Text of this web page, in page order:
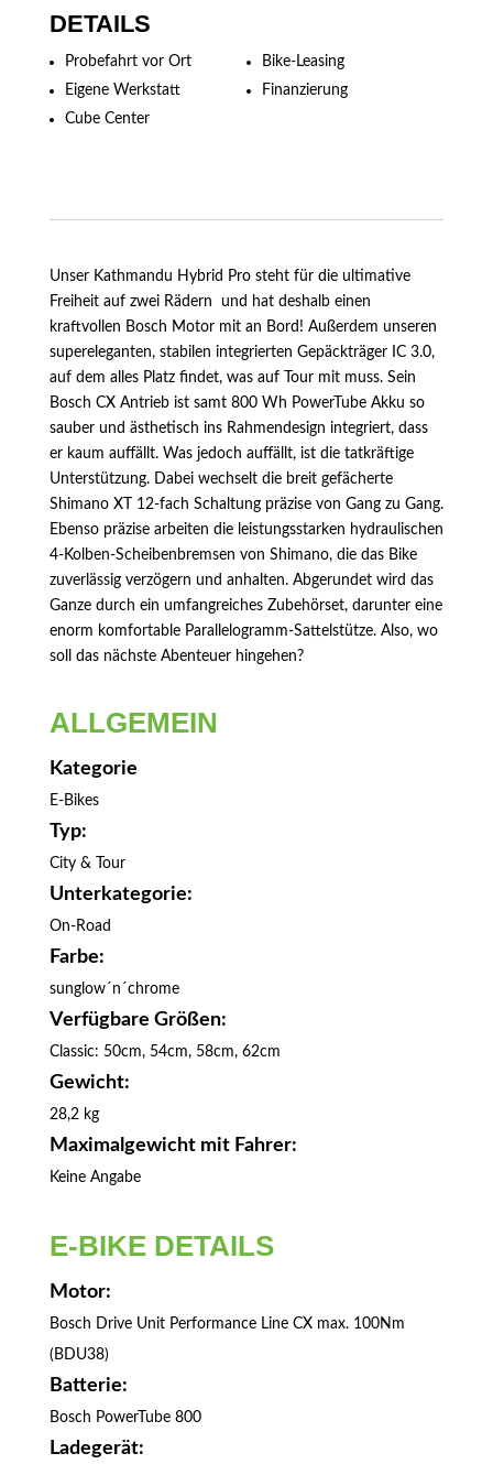
DETAILS
Probefahrt vor Ort
Eigene Werkstatt
Cube Center
Bike-Leasing
Finanzierung
Unser Kathmandu Hybrid Pro steht für die ultimative
Freiheit auf zwei Rädern  und hat deshalb einen
kraftvollen Bosch Motor mit an Bord! Außerdem unseren
supereleganten, stabilen integrierten Gepäckträger IC 3.0,
auf dem alles Platz findet, was auf Tour mit muss. Sein
Bosch CX Antrieb ist samt 800 Wh PowerTube Akku so
sauber und ästhetisch ins Rahmendesign integriert, dass
er kaum auffällt. Was jedoch auffällt, ist die tatkräftige
Unterstützung. Dabei wechselt die breit gefächerte
Shimano XT 12-fach Schaltung präzise von Gang zu Gang.
Ebenso präzise arbeiten die leistungsstarken hydraulischen
4-Kolben-Scheibenbremsen von Shimano, die das Bike
zuverlässig verzögern und anhalten. Abgerundet wird das
Ganze durch ein umfangreiches Zubehörset, darunter eine
enorm komfortable Parallelogramm-Sattelstütze. Also, wo
soll das nächste Abenteuer hingehen?
ALLGEMEIN
Kategorie
E-Bikes
Typ:
City & Tour
Unterkategorie:
On-Road
Farbe:
sunglow´n´chrome
Verfügbare Größen:
Classic: 50cm, 54cm, 58cm, 62cm
Gewicht:
28,2 kg
Maximalgewicht mit Fahrer:
Keine Angabe
E-BIKE DETAILS
Motor:
Bosch Drive Unit Performance Line CX max. 100Nm
(BDU38)
Batterie:
Bosch PowerTube 800
Ladegerät: